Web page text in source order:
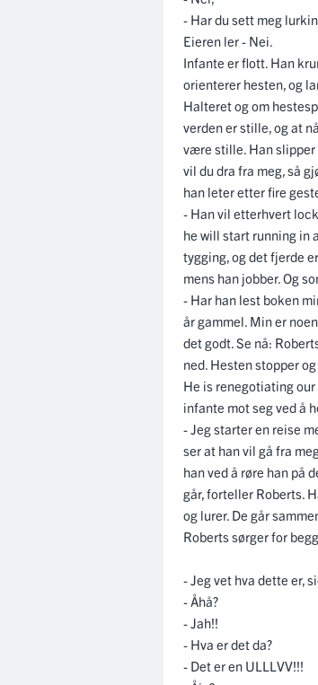
- Har du sett meg
Eieren ler - Nei.
Infante er flott. Han
orienterer hesten, og
Halteret og om
verden er stille, og at
være stille. Han slipper
vil du dra fra meg, så
han leter etter fire
- Han vil etterhvert
he will start running in
tygging, og det fjerde
mens han jobber. Og
- Har han lest boken
år gammel. Min er
det godt. Se nå:
ned. Hesten stopper
He is renegotiating
infante mot seg ved å
- Jeg starter en reise
ser at han vil gå fra
han ved å røre han på
går, forteller Roberts.
og lurer. De går
Roberts sørger for
- Jeg vet hva dette er,
- Åhå?
- Jah!!
- Hva er det da?
- Det er en ULLLVV!!!